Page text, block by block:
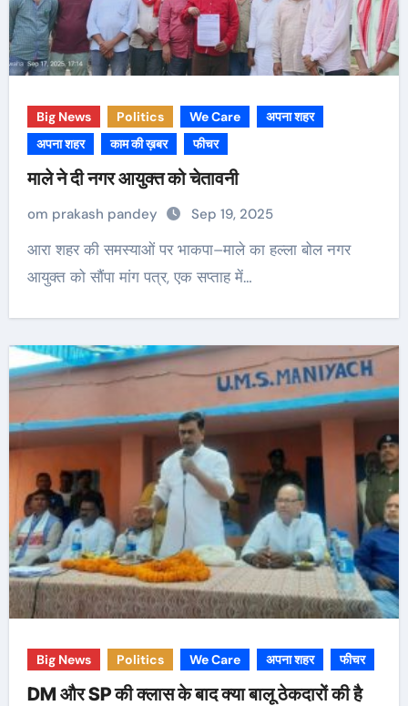
Big News Politics We Care
अपना शहर
अपना शहर
काम की ख़बर फीचर
माले ने दी नगर आयुक्त को चेतावनी
om prakash pandey Sep 19, 2025
आरा शहर की समस्याओं पर भाकपा–माले का हल्ला बोल नगर
आयुक्त को सौंपा मांग पत्र, एक सप्ताह में…
Big News Politics We Care अपना शहर फीचर
DM और SP की क्लास के बाद क्या बालू ठेकदारों की है